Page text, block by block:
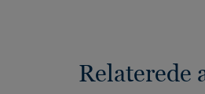
Relaterede